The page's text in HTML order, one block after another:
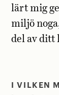
lärt mig
miljö
del av ditt
I VILKEN